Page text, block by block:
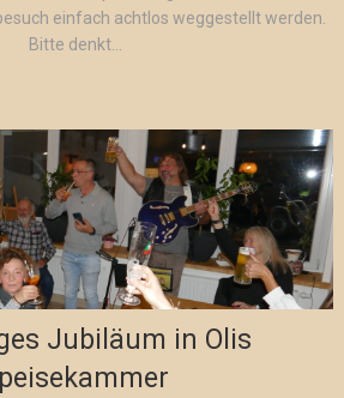
einfach achtlos weggestellt werden.
Bitte denkt...
Jubiläum in Olis